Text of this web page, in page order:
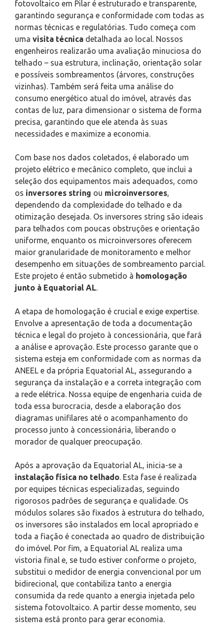
fotovoltaico em Pilar é estruturado e transparente,
garantindo segurança e conformidade com todas as
normas técnicas e regulatórias. Tudo começa com
uma visita técnica detalhada ao local. Nossos
engenheiros realizarão uma avaliação minuciosa do
telhado – sua estrutura, inclinação, orientação solar
e possíveis sombreamentos (árvores, construções
vizinhas). Também será feita uma análise do
consumo energético atual do imóvel, através das
contas de luz, para dimensionar o sistema de forma
precisa, garantindo que ele atenda às suas
necessidades e maximize a economia.
Com base nos dados coletados, é elaborado um
projeto elétrico e mecânico completo, que inclui a
seleção dos equipamentos mais adequados, como
os inversores string ou microinversores
dependendo da complexidade do telhado e da
otimização desejada. Os inversores string são ideais
para telhados com poucas obstruções e orientação
uniforme, enquanto os microinversores oferecem
maior granularidade de monitoramento e melhor
desempenho em situações de sombreamento parcial.
Este projeto é então submetido à homologação
junto à Equatorial AL
A etapa de homologação é crucial e exige expertise.
Envolve a apresentação de toda a documentação
técnica e legal do projeto à concessionária, que fará
a análise e aprovação. Este processo garante que o
sistema esteja em conformidade com as normas da
ANEEL e da própria Equatorial AL, assegurando a
segurança da instalação e a correta integração com
a rede elétrica. Nossa equipe de engenharia cuida de
toda essa burocracia, desde a elaboração dos
diagramas unifilares até o acompanhamento do
processo junto à concessionária, liberando o
morador de qualquer preocupação.
Após a aprovação da Equatorial AL, inicia-se a
instalação física no telhado . Esta fase é realizada
por equipes técnicas especializadas, seguindo
rigorosos padrões de segurança e qualidade. Os
módulos solares são fixados à estrutura do telhado,
os inversores são instalados em local apropriado e
toda a fiação é conectada ao quadro de distribuição
do imóvel. Por fim, a Equatorial AL realiza uma
vistoria final e, se tudo estiver conforme o projeto,
substitui o medidor de energia convencional por um
bidirecional, que contabiliza tanto a energia
consumida da rede quanto a energia injetada pelo
sistema fotovoltaico. A partir desse momento, seu
sistema está pronto para gerar economia.